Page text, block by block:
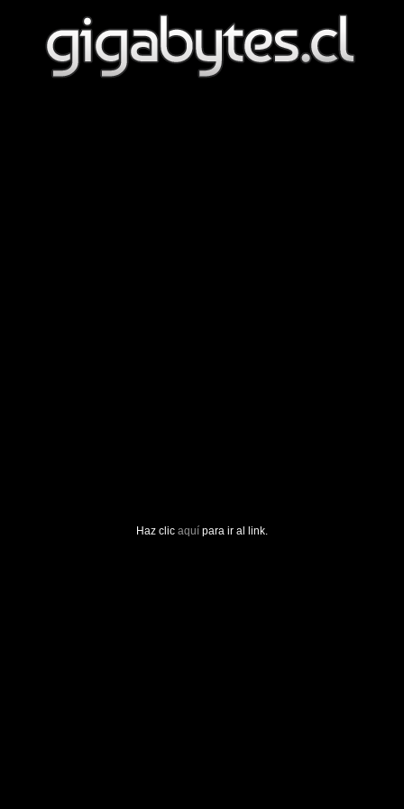
Haz clic aquí para ir al link.